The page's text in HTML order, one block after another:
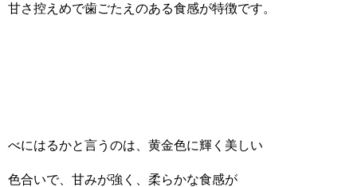
甘さ控えめで歯ごたえのある食感が特徴です。
べにはるかと言うのは、黄金色に輝く美しい
色合いで、甘みが強く、柔らかな食感が